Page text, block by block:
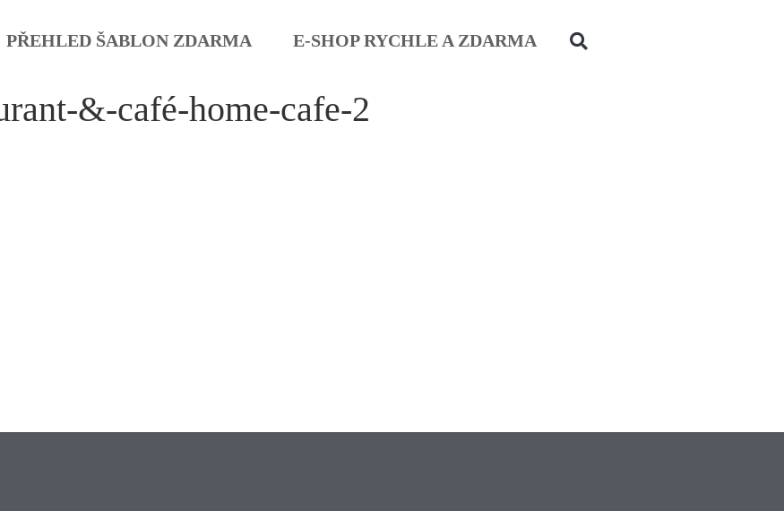
PŘEHLED ŠABLON ZDARMA E-SHOP RYCHLE A ZDARMA
&-café-home-cafe-2